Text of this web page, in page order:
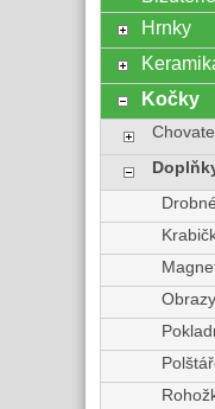
Hrnky
Kočky
Obrazy